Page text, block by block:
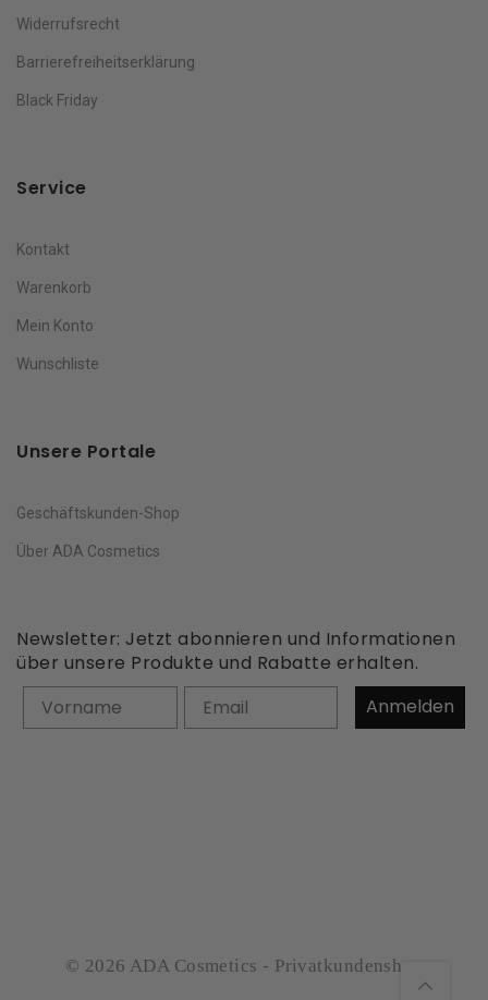
Widerrufsrecht
Barrierefreiheitserklärung
Black Friday
Service
Kontakt
Warenkorb
Mein Konto
Wunschliste
Unsere Portale
Geschäftskunden-Shop
Über ADA Cosmetics
Newsletter: Jetzt abonnieren und Informationen
über unsere Produkte und Rabatte erhalten.
Vorname
Anmelden
© 2026 ADA Cosmetics - Privatkundenshop